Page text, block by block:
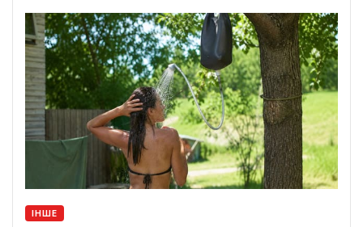
ІНШЕ